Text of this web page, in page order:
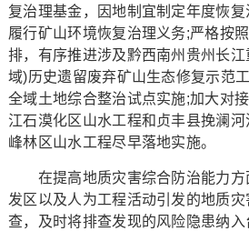
复治理基金，因地制宜制定年度恢
履行矿山环境恢复治理义务;严格按
排，有序推进涉及黔西南州贵州长
域)历史遗留废弃矿山生态修复示范
全域土地综合整治试点实施;加大对
江石漠化区山水工程和贞丰县挽澜
峰林区山水工程尽早落地实施。
在提高地质灾害综合防治能力方
发区以及人为工程活动引发的地质
查，及时将排查发现的风险隐患纳